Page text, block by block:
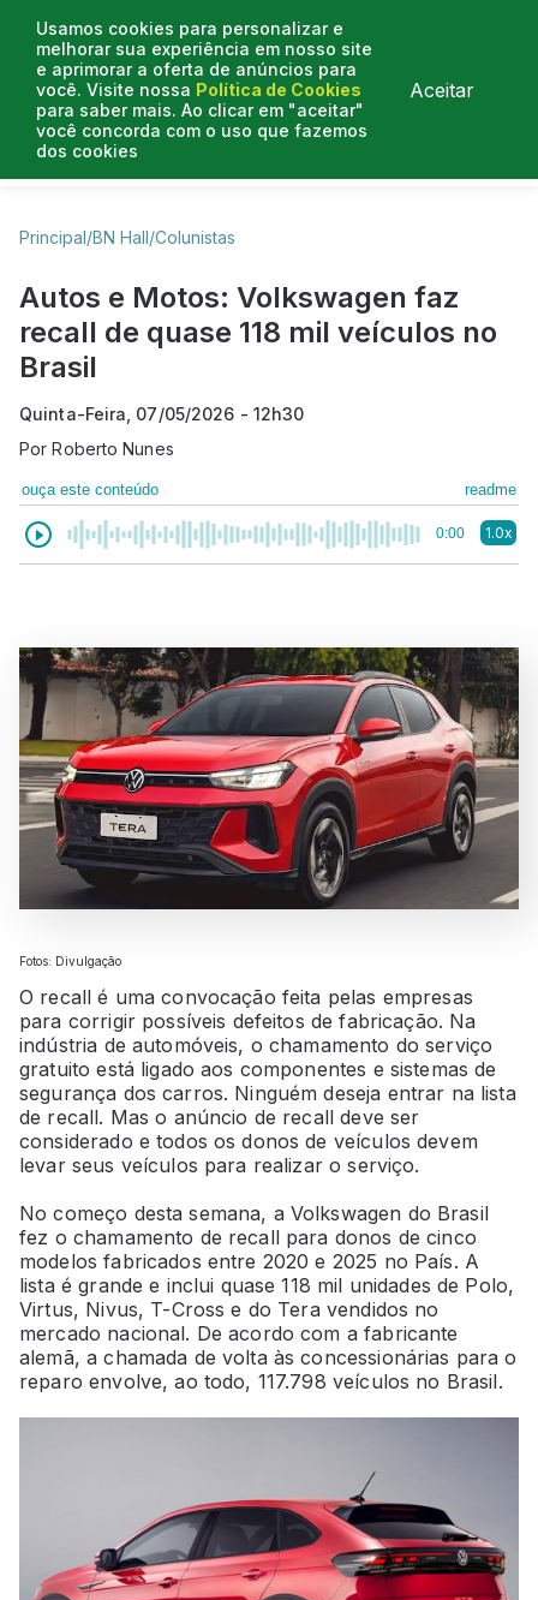
Usamos cookies para personalizar e
melhorar sua experiência em nosso site
e aprimorar a oferta de anúncios para
você. Visite nossa Política de Cookies
para saber mais. Ao clicar em "aceitar"
você concorda com o uso que fazemos
dos cookies
Aceitar
Business Hall
Principal/BN Hall/Colunistas
Autos e Motos: Volkswagen faz
recall de quase 118 mil veículos no
Brasil
Quinta-Feira, 07/05/2026 - 12h30
PorRoberto Nunes
ouça este conteúdo readme
0:00 1.0x
Fotos: Divulgação
O recall é uma convocação feita pelas empresas
para corrigir possíveis defeitos de fabricação. Na
indústria de automóveis, o chamamento do serviço
gratuito está ligado aos componentes e sistemas de
segurança dos carros. Ninguém deseja entrar na lista
de recall. Mas o anúncio de recall deve ser
considerado e todos os donos de veículos devem
levar seus veículos para realizar o serviço.
No começo desta semana, a Volkswagen do Brasil
fez o chamamento de recall para donos de cinco
modelos fabricados entre 2020 e 2025 no País. A
lista é grande e inclui quase 118 mil unidades de Polo,
Virtus, Nivus, T-Cross e do Tera vendidos no
mercado nacional. De acordo com a fabricante
alemã, a chamada de volta às concessionárias para o
reparo envolve, ao todo, 117.798 veículos no Brasil.